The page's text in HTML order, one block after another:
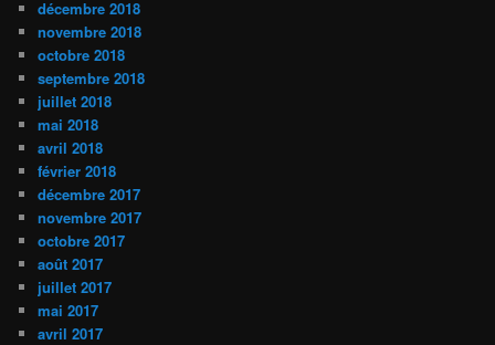
décembre 2018
novembre 2018
octobre 2018
septembre 2018
juillet 2018
mai 2018
avril 2018
février 2018
décembre 2017
novembre 2017
octobre 2017
août 2017
juillet 2017
mai 2017
avril 2017